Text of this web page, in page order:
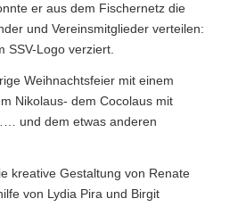
er aus dem Fischernetz die
und Vereinsmitglieder verteilen:
SSV-Logo verziert.
Weihnachtsfeier mit einem
Nikolaus- dem Cocolaus mit
und dem etwas anderen
kreative Gestaltung von Renate
von Lydia Pira und Birgit